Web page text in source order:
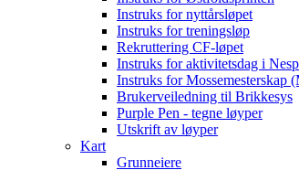
Instruks for nyttårsløpet
Instruks for treningsløp
Rekruttering CF-løpet
Instruks for aktivitetsdag i
Instruks for Mossemesterskap
Brukerveiledning til Brikkesys
Purple Pen - tegne løyper
Utskrift av løyper
Kart
Grunneiere